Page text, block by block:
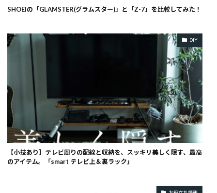
SHOEIの「GLAMSTER(グラムスター)」と「Z-7」を比較してみた！
DIY
【小技あり】テレビ周りの配線と収納を、スッキリ美しく隠す、最高
のアイテム。「smart テレビ上＆裏ラック」